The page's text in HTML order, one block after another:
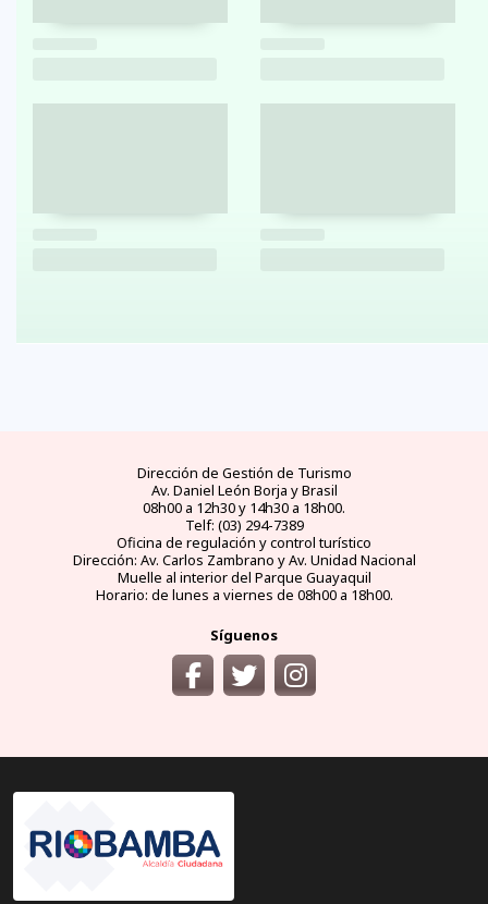
Dirección de Gestión de Turismo
Av. Daniel León Borja y Brasil
08h00 a 12h30 y 14h30 a 18h00.
Telf: (03) 294-7389
Oficina de regulación y control turístico
Dirección: Av. Carlos Zambrano y Av. Unidad Nacional
Muelle al interior del Parque Guayaquil
Horario: de lunes a viernes de 08h00 a 18h00.
Síguenos